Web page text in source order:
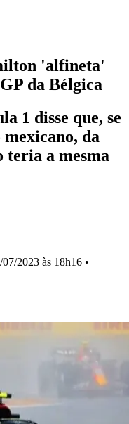
'alfineta'
da Bélgica
1 disse que, se
da
teria a mesma
07/2023 às 18h16 •